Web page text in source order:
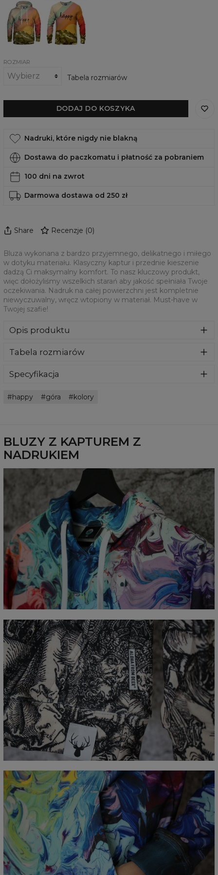
Damska
bluza
kapturem
Happy
Damska
bluza
Happy
ROZMIAR
Tabela rozmiarów
DODAJ DO KOSZYKA
Nadruki, które nigdy nie blakną
Dostawa do paczkomatu i płatność za pobraniem
100 dni na zwrot
Darmowa dostawa od 250 zł
Share Recenzje (0)
Bluza wykonana z bardzo przyjemnego, delikatnego i miłego
w dotyku materiału. Klasyczny kaptur i przednie kieszenie
dadzą Ci maksymalny komfort. To nasz kluczowy produkt,
więc dołożyliśmy wszelkich starań aby jakość spełniała Twoje
oczekiwania. Nadruk na całej powierzchni jest kompletnie
niewyczuwalny, wręcz wtopiony w materiał. Must-have w
Twojej szafie!
Opis produktu
miłego w dotyku materiału. Klasyczny kaptur i przednie
produkt, więc dołożyliśmy wszelkich starań aby jakość
materiał. Must-have w Twojej szafie!
Tabela rozmiarów
Mierzone na płasko
CM
XS S M XL XXL XXXL
A - Długość całkowita
65 67 69 71 73 75
77
B - Sz. klatki piersiowej
48 51 54 60 63
66
C - Długość rękawów
61 62 63 64 65 66 67
Specyfikacja
Przeznaczenie:
Unisex
happy góra kolory
BLUZY Z KAPTUREM Z
NADRUKIEM